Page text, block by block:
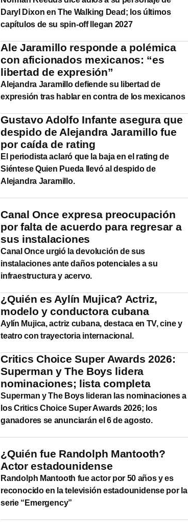
Daryl Dixon en The Walking Dead; los últimos
capítulos de su spin-off llegan 2027
Ale Jaramillo responde a polémica
con aficionados mexicanos: “es
libertad de expresión”
Alejandra Jaramillo defiende su libertad de
expresión tras hablar en contra de los mexicanos
Gustavo Adolfo Infante asegura que
despido de Alejandra Jaramillo fue
por caída de rating
El periodista aclaró que la baja en el rating de
Siéntese Quien Pueda llevó al despido de
Alejandra Jaramillo.
Canal Once expresa preocupación
por falta de acuerdo para regresar a
sus instalaciones
Canal Once urgió la devolución de sus
instalaciones ante daños potenciales a su
infraestructura y acervo.
¿Quién es Aylín Mujica? Actriz,
modelo y conductora cubana
Aylín Mujica, actriz cubana, destaca en TV, cine y
teatro con trayectoria internacional.
Critics Choice Super Awards 2026:
Superman y The Boys lidera
nominaciones; lista completa
Superman y The Boys lideran las nominaciones a
los Critics Choice Super Awards 2026; los
ganadores se anunciarán el 6 de agosto.
¿Quién fue Randolph Mantooth?
Actor estadounidense
Randolph Mantooth fue actor por 50 años y es
reconocido en la televisión estadounidense por la
serie “Emergency”